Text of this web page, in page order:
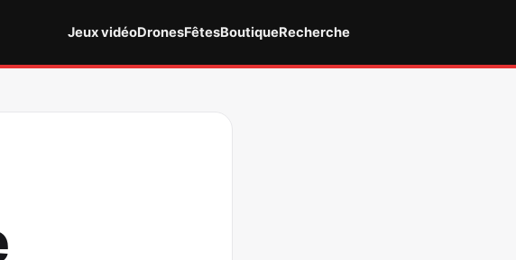
Jeux vidéoDronesFêtesBoutiqueRecherche